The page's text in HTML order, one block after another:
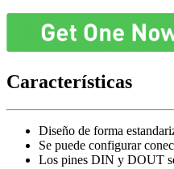
Características
Diseño de forma
Se puede configurar
Los pines DIN y DOUT